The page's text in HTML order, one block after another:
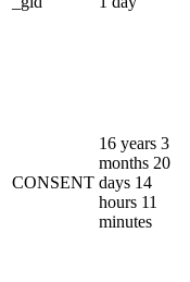
CONSENT
16 years 3
months 20
days 14
hours 11
minutes